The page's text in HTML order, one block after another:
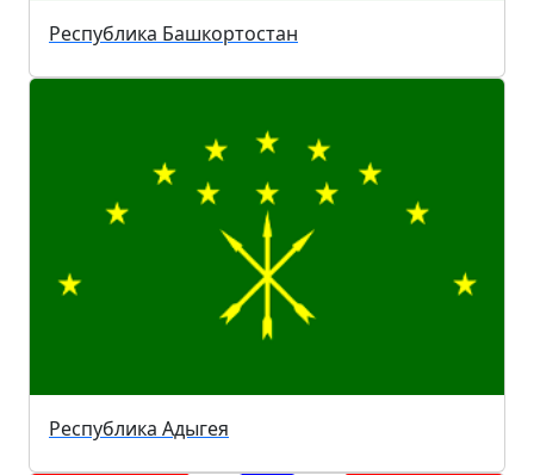
Республика Башкортостан
Республика Адыгея